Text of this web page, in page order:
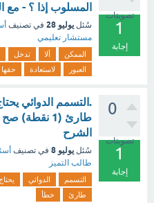
تصويتات
1
إجابة
المسلوب إذا ؟ - مع
سُئل يوليو 28 في تصنيف
مستشار تعليمي
الممكن ألا تدخل
العبور
لاستعادة حقها
0
تصويتات
1
إجابة
.التسمم الدوائي
طارئ (1
الشرح
سُئل يوليو 8 في تصنيف
طالب التميز
التسمم الدوائي يحتاج
طارئ
خطأ